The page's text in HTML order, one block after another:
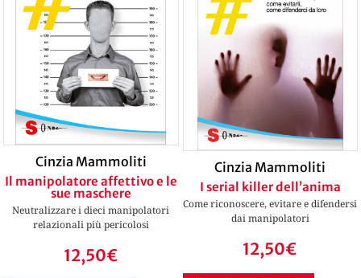
Cinzia Mammoliti
Il manipolatore affettivo e le
sue maschere
Neutralizzare i dieci manipolatori
relazionali più pericolosi
12,50€
Cinzia Mammoliti
I serial killer dell’anima
Come riconoscere, evitare e difendersi
dai manipolatori
12,50€